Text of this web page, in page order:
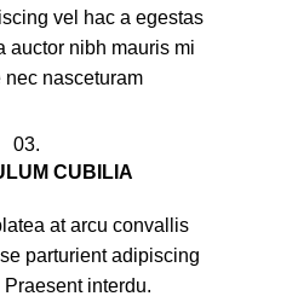
vel hac a egestas
auctor nibh mauris mi
nec nasceturam
03.
CUBILIA
at arcu convallis
parturient adipiscing
interdu.